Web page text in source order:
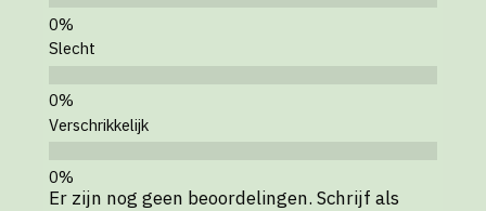
Slecht
Verschrikkelijk
Er zijn nog geen beoordelingen. Schrijf als